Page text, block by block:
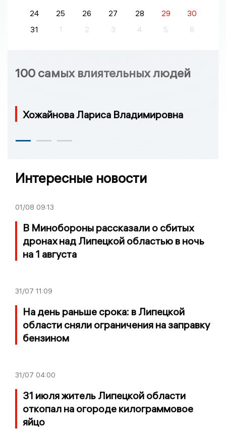
24
25 26 27 28 29
30
31
1 2 3 4 5 6
100 самых влиятельных людей
Хожайнова Лариса Владимировна
Интересные новости
01/08 09:13
В Минобороны рассказали о сбитых
дронах над Липецкой областью в ночь
на 1 августа
31/07 11:09
На день раньше срока: в Липецкой
области сняли ограничения на заправку
бензином
31/07 04:00
31 июля житель Липецкой области
откопал на огороде килограммовое
яйцо